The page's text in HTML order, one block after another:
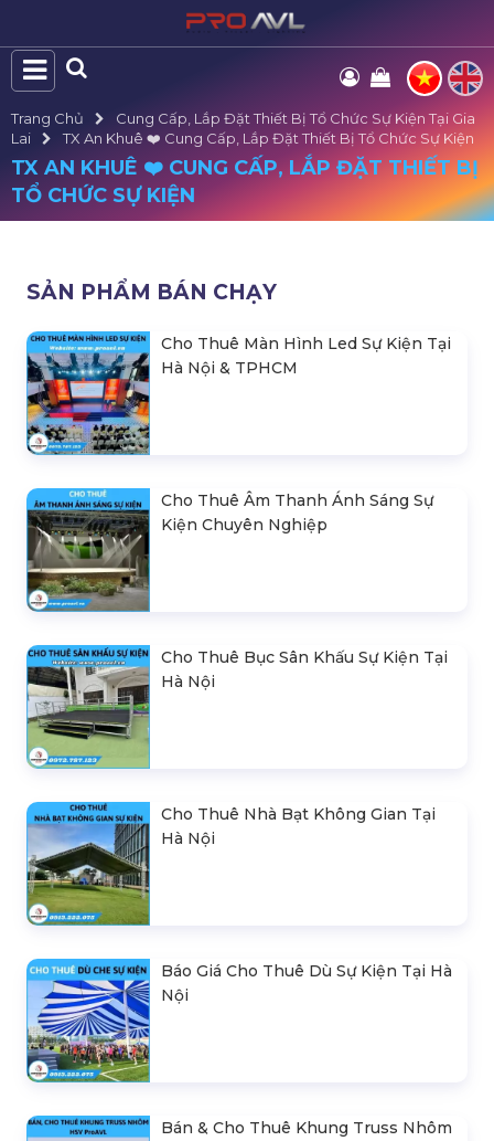
Trang Chủ
Cung Cấp, Lắp Đặt Thiết Bị Tổ Chức Sự Kiện Tại Gia
Lai
TX An Khuê ❤️️ Cung Cấp, Lắp Đặt Thiết Bị Tổ Chức Sự Kiện
TX AN KHUÊ ❤️️ CUNG CẤP, LẮP ĐẶT THIẾT BỊ
TỔ CHỨC SỰ KIỆN
SẢN PHẨM BÁN CHẠY
Cho Thuê Màn Hình Led Sự Kiện Tại
Hà Nội & TPHCM
Cho Thuê Âm Thanh Ánh Sáng Sự
Kiện Chuyên Nghiệp
Cho Thuê Bục Sân Khấu Sự Kiện Tại
Hà Nội
Cho Thuê Nhà Bạt Không Gian Tại
Hà Nội
Báo Giá Cho Thuê Dù Sự Kiện Tại Hà
Nội
Bán & Cho Thuê Khung Truss Nhôm